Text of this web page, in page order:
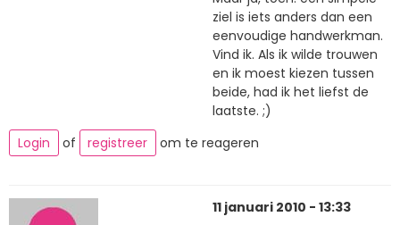
ziel is iets anders dan een
eenvoudige handwerkman.
Vind ik. Als ik wilde trouwen
en ik moest kiezen tussen
beide, had ik het liefst de
laatste. ;)
Login
of registreer om te reageren
11 januari 2010 - 13:33